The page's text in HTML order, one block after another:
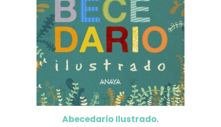
Abecedario Ilustrado.